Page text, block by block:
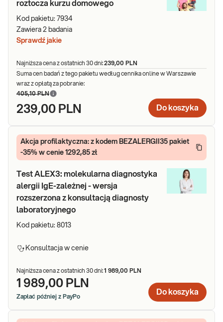
roztocza kurzu domowego
Kod pakietu: 7934
Zawiera 2 badania
Sprawdź jakie
Najniższa cena z ostatnich 30 dni:239,00 PLN
Suma cen badań z tego pakietu według cennika online w Warszawie
wraz z opłatą za pobranie:
405,10 PLN
239,00 PLN Do koszyka
Akcja profilaktyczna: z kodem BEZALERGII35 pakiet
-35% w cenie 1292,85 zł
Test ALEX3: molekularna diagnostyka
alergii IgE-zależnej - wersja
rozszerzona z konsultacją diagnosty
laboratoryjnego
Kod pakietu: 8013
Konsultacja w cenie
Najniższa cena z ostatnich 30 dni:1 989,00 PLN
1 989,00 PLN
Zapłać później z PayPo
Do koszyka